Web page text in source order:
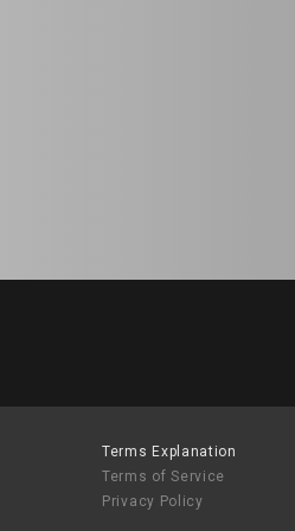
Terms Explanation
Terms of Service
Privacy Policy